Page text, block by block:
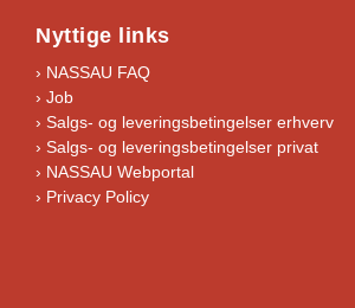
Nyttige links
› NASSAU FAQ
› Job
› Salgs- og leveringsbetingelser erhverv
› Salgs- og leveringsbetingelser privat
› NASSAU Webportal
› Privacy Policy